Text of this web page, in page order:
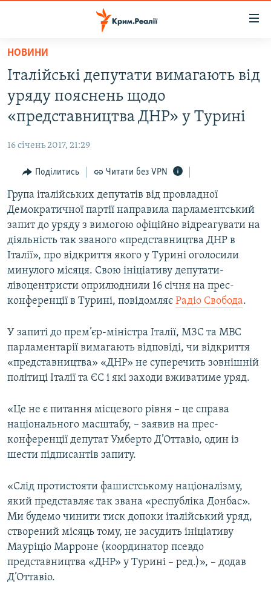
Перейти
основного
матеріалу
Перейти
до
основної
Перейти
пошуку
ВІДЕО ТА ФОТО
БЛОГИ
ПОГЛЯД
ІНТЕРВ'Ю
ВСЕ ЗА ДЕНЬ
СПЕЦПРОЕКТИ
ДЕПОРТАЦІЯ
ВІДЕОУРОКИ «ELIFBE»
СВІДЧЕННЯ ОКУПАЦІЇ
УКРАЇНСЬКА ПРОБЛЕМА КРИМУ
ІНФОГРАФІКА
ЯК ОБІЙТИ БЛОКУВАННЯ
Русский
ДОЛУЧАЙСЯ!
Усі сайти RFE/RL
НОВИНИ
Італійські депутати вимагають від
уряду пояснень щодо
«представництва ДНР» у Турині
16 січень 2017, 21:29
Поділитись Читати без VPN
Група італійських депутатів від провладної
Демократичної партії направила парламентський
запит до уряду з вимогою офіційно відреагувати на
діяльність так званого «представництва ДНР в
Італії», про відкриття якого у Турині оголосили
минулого місяця. Свою ініціативу депутати-
лівоцентристи оприлюднили 16 січня на прес-
конференції в Турині, повідомляє Радіо Свобода.
У запиті до прем’єр-міністра Італії, МЗС та МВС
парламентарії вимагають відповіді, чи відкриття
«представництва» «ДНР» не суперечить зовнішній
політиці Італії та ЄС і які заходи вживатиме уряд.
«Це не є питання місцевого рівня – це справа
національного масштабу, – заявив на прес-
конференції депутат Умберто Д’Оттавіо, один із
шести підписантів запиту.
«Слід протистояти фашистському націоналізму,
який представляє так звана «республіка Донбас».
Ми будемо чинити тиск допоки італійський уряд,
створений місяць тому, не засудить ініціативу
Мауріціо Марроне (координатор псевдо
представництва «ДНР» у Турині – ред.)», – додав
Д’Оттавіо.